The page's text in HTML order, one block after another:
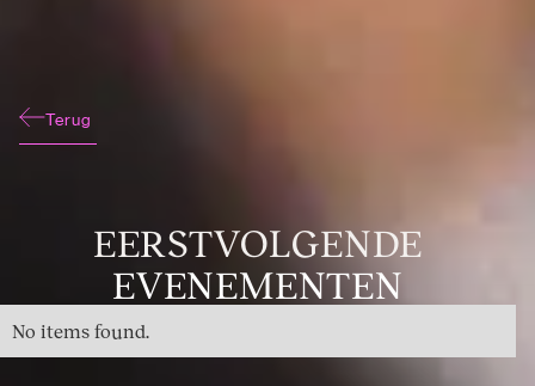
Terug
EERSTVOLGENDE
EVENEMENTEN
No items found.